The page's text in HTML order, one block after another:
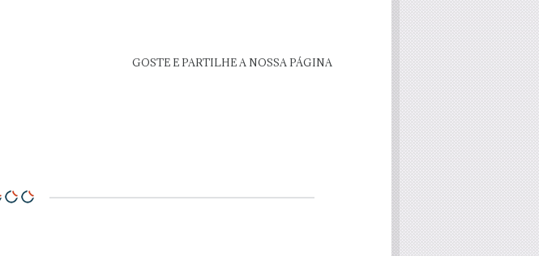
GOSTE E PARTILHE A NOSSA PÁGINA